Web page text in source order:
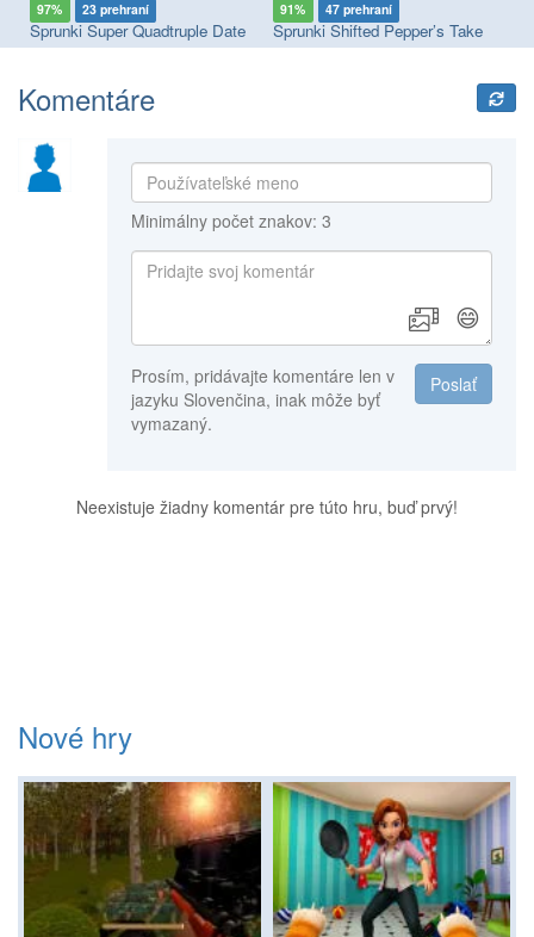
97% 23 prehraní
Sprunki Super Quadtruple Date
91% 47 prehraní
Sprunki Shifted Pepper’s Take
Komentáre
Minimálny počet znakov: 3
😄
Poslať
Prosím, pridávajte komentáre len v
jazyku Slovenčina, inak môže byť
vymazaný.
Neexistuje žiadny komentár pre túto hru, buď prvý!
Nové hry